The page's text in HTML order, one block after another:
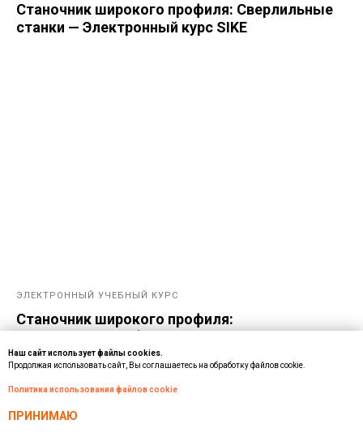
Станочник широкого профиля: Сверлильные
станки — Электронный курс SIKE
ЭЛЕКТРОННЫЙ УЧЕБНЫЙ КУРС
Станочник широкого профиля:
производственная санитария — Электронный
курс SIKE
Наш сайт использует файлы cookies.
Продолжая использовать сайт, Вы соглашаетесь на обработку файлов cookie.
Политика использования файлов cookie
ПРИНИМАЮ